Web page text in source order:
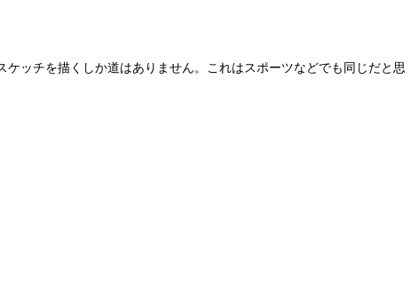
ッチを描くしか道はありません。これはスポーツなどでも同じだと思